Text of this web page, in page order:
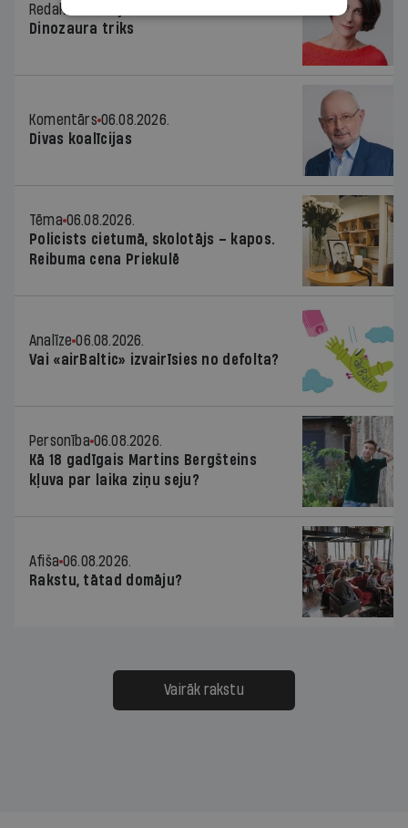
Redaktores sleja
Dinozaura triks
Komentārs 06.08.2026.
Divas koalīcijas
Tēma 06.08.2026.
Policists cietumā, skolotājs – kapos.
Reibuma cena Priekulē
Analīze 06.08.2026.
Vai «airBaltic» izvairīsies no defolta?
Personība 06.08.2026.
Kā 18 gadīgais Martins Bergšteins
kļuva par laika ziņu seju?
Afiša 06.08.2026.
Rakstu, tātad domāju?
Vairāk rakstu